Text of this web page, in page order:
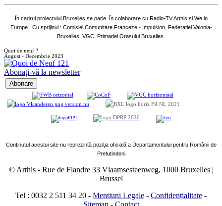
În cadrul proiectului Bruxelles se parle. În colaborare cu Radio-TV Arthis și We in
Europe. Cu sprijinul : Comisiei Comunitare Franceze - Impulsion, Federatiei Valonia-
Bruxelles, VGC, Primariei Orasului Bruxelles.
Quoi de neuf ?
August - Decembrie 2023
Abonați-vă la newsletter
Conţinutul acestui site nu reprezintă poziţia oficială a Departamentului pentru Românii de
Pretutindeni
© Arthis -Rue de Flandre 33 Vlaamsesteenweg, 1000 Bruxelles |
Brussel
Tel : 0032 2 511 34 20 - Mentiuni Legale - Confidențialitate -